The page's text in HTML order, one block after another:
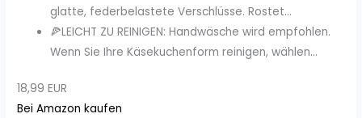
glatte, federbelastete Verschlüsse. Rostet...
🍕LEICHT ZU REINIGEN: Handwäsche wird empfohlen.
Wenn Sie Ihre Käsekuchenform reinigen, wählen...
18,99 EUR
Bei Amazon kaufen